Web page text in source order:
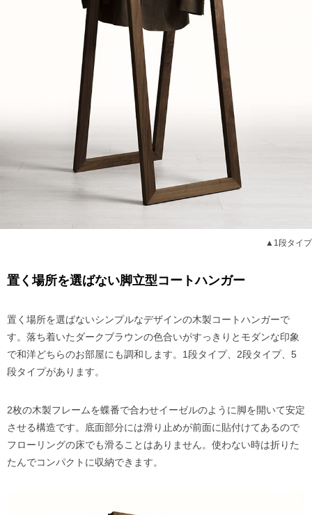
▲1段タイプ
置く場所を選ばない脚立型コートハンガー
置く場所を選ばないシンプルなデザインの木製コートハンガーで
す。落ち着いたダークブラウンの色合いがすっきりとモダンな印象
で和洋どちらのお部屋にも調和します。1段タイプ、2段タイプ、5
段タイプがあります。
2枚の木製フレームを蝶番で合わせイーゼルのように脚を開いて安定
させる構造です。底面部分には滑り止めが前面に貼付けてあるので
フローリングの床でも滑ることはありません。使わない時は折りた
たんでコンパクトに収納できます。